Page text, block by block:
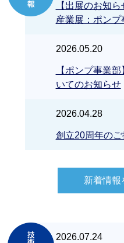
【出展のお知
産業展：ポンプ
2026.05.20
【ポンプ事業
いてのお知らせ
2026.04.28
創立20周年のご
新着情報
2026.07.24